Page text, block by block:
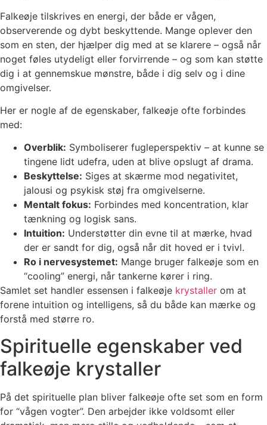
Falkeøje tilskrives en energi, der både er vågen,
observerende og dybt beskyttende. Mange oplever den
som en sten, der hjælper dig med at se klarere – også når
noget føles utydeligt eller forvirrende – og som kan støtte
dig i at gennemskue mønstre, både i dig selv og i dine
omgivelser.
Her er nogle af de egenskaber, falkeøje ofte forbindes
med:
Overblik: Symboliserer fugleperspektiv – at kunne se
tingene lidt udefra, uden at blive opslugt af drama.
Beskyttelse: Siges at skærme mod negativitet,
jalousi og psykisk støj fra omgivelserne.
Mentalt fokus: Forbindes med koncentration, klar
tænkning og logisk sans.
Intuition: Understøtter din evne til at mærke, hvad
der er sandt for dig, også når dit hoved er i tvivl.
Ro i nervesystemet: Mange bruger falkeøje som en
“cooling” energi, når tankerne kører i ring.
Samlet set handler essensen i falkeøje krystaller om at
forene intuition og intelligens, så du både kan mærke og
forstå med større ro.
Spirituelle egenskaber ved
falkeøje krystaller
På det spirituelle plan bliver falkeøje ofte set som en form
for “vågen vogter”. Den arbejder ikke voldsomt eller